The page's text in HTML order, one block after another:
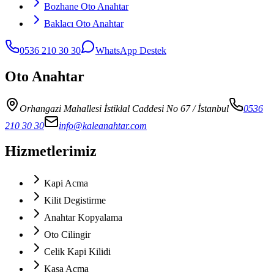
Bozhane Oto Anahtar
Baklacı Oto Anahtar
0536 210 30 30 WhatsApp Destek
Oto Anahtar
Orhangazi Mahallesi İstiklal Caddesi No 67/ İstanbul
0536
210 30 30
info@kaleanahtar.com
Hizmetlerimiz
Kapi Acma
Kilit Degistirme
Anahtar Kopyalama
Oto Cilingir
Celik Kapi Kilidi
Kasa Acma